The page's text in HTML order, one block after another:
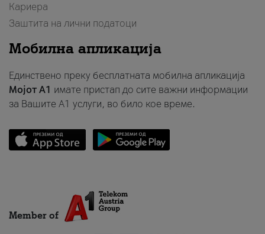
Кариера
Заштита на лични податоци
Мобилна апликација
Единствено преку бесплатната мобилна апликација
Мојот A1 имате пристап до сите важни информации
за Вашите A1 услуги, во било кое време.
Member of